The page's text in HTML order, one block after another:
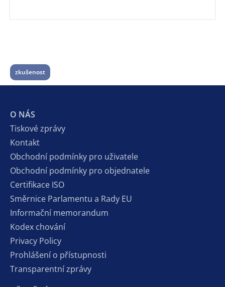
zkušenost
O NÁS
Tiskové zprávy
Kontakt
Obchodní podmínky pro uživatele
Obchodní podmínky pro objednatele
Certifikace ISO
Směrnice Parlamentu a Rady EU
Informační memorandum
Kodex chování
Privacy Policy
Prohlášení o přístupnosti
Transparentní zprávy